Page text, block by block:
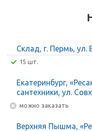
Склад, г. Пермь, ул.
15 шт.
Екатеринбург,
сантехники, ул.
Можно заказать
Верхняя Пышма,